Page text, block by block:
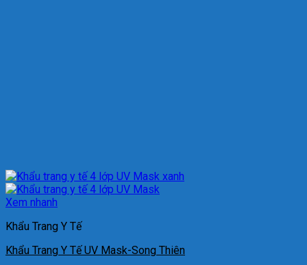
Xem nhanh
Khẩu Trang Y Tế
Khẩu Trang Y Tế UV Mask-Song Thiên